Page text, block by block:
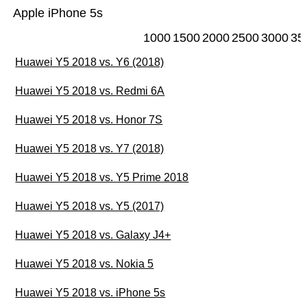
Apple iPhone 5s
1000 1500200025003000
Huawei Y5 2018 vs. Y6 (2018)
Huawei Y5 2018 vs. Redmi 6A
Huawei Y5 2018 vs. Honor 7S
Huawei Y5 2018 vs. Y7 (2018)
Huawei Y5 2018 vs. Y5 Prime 2018
Huawei Y5 2018 vs. Y5 (2017)
Huawei Y5 2018 vs. Galaxy J4+
Huawei Y5 2018 vs. Nokia 5
Huawei Y5 2018 vs. iPhone 5s